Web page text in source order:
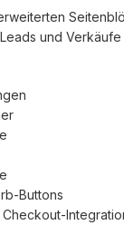
und Verkäufe
Buttons